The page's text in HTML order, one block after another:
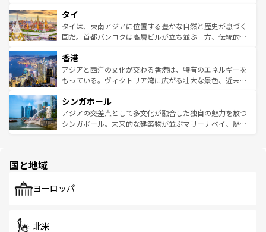
リティに包まれながら、韓国の多彩な魅力を心ゆくまで味
わってみてほしい。 なお、新着の韓国情報はコンテンツ一
覧を参照してほしい。
急速な発展と共に伝統が息づく。ハノイの古い町並みやホ
ーチミン市のフランス統治時代の建物も、独特の雰囲気を
醸し出している。また、バラエティの豊かさとおいしさで
とつ。フォーやバインミー、ベトナムコーヒーなどは、ぜ
ひ現地で味わいたい。どの地域を訪れてもあたたかい人々
が旅行者を迎えてくれるので、きっと忘れられない旅にな
参照してほしい。
タイ
タイは、東南アジアに位置する豊かな自然と歴史が息づく
国だ。首都バンコクは高層ビルが立ち並ぶ一方、伝統的な
の活気が交差している。北部ではチェンマイなどの山岳地
帯で自然と触れ合い、南部ではプーケットやクラビの美し
いビーチでリゾート気分を楽しむことができる。タイ料理
激する。気候は一年中温暖で、どの季節にも異なる楽しみ
が待っている。親しみやすいタイの人々、仏教を中心とし
た文化、そして多様な観光資源が、訪れる旅人を魅了し続
香港
アジアと西洋の文化が交わる香港は、特有のエネルギーを
もっている。ヴィクトリア湾に広がる壮大な景色、近未来
み、どこを訪れても感動するはず。観光スポットが密集し
ており、効率よく見どころを回れるのも魅力。息をのむよ
うな絶景から文化的な体験まで、香港を存分に楽しみ尽く
シンガポール
アジアの交差点として多文化が融合した独自の魅力を放つ
シンガポール。未来的な建築物が並ぶマリーナベイ、歴史
で、ホーカーズは地元の風情を楽しめる外せないスポット
国と地域
ヨーロッパ
北米